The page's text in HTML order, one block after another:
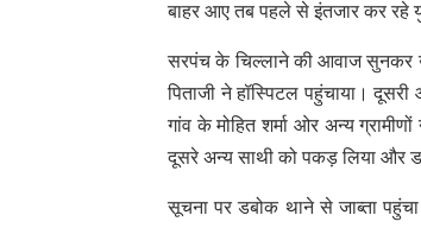
बाहर आए तब पहले से इंतजार कर रहे
सरपंच के चिल्लाने की आवाज सुनकर
पिताजी ने हॉस्पिटल पहुंचाया।
गांव के मोहित शर्मा ओर अन्य
दूसरे अन्य साथी को पकड़ लिया और
सूचना पर डबोक थाने से जाब्ता